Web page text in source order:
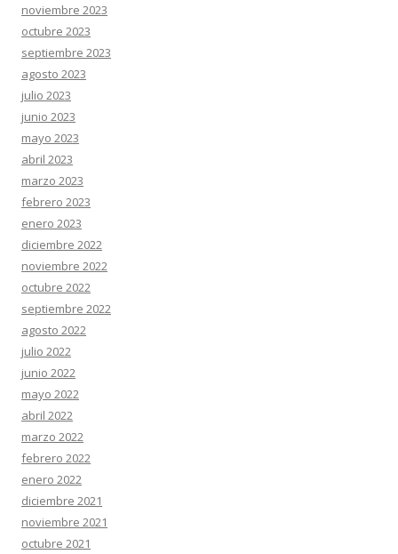
noviembre 2023
octubre 2023
septiembre 2023
agosto 2023
julio 2023
junio 2023
mayo 2023
abril 2023
marzo 2023
febrero 2023
enero 2023
diciembre 2022
noviembre 2022
octubre 2022
septiembre 2022
agosto 2022
julio 2022
junio 2022
mayo 2022
abril 2022
marzo 2022
febrero 2022
enero 2022
diciembre 2021
noviembre 2021
octubre 2021